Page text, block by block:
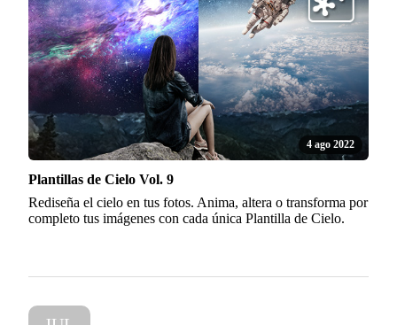
4 ago 2022
Plantillas de Cielo Vol. 9
Rediseña el cielo en tus fotos. Anima, altera o transforma por
completo tus imágenes con cada única Plantilla de Cielo.